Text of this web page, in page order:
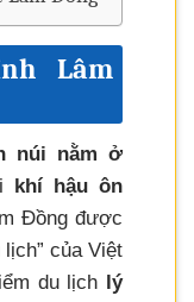
Lâm
núi nằm ở
khí hậu ôn
Đồng được
của Việt
du lịch
lý